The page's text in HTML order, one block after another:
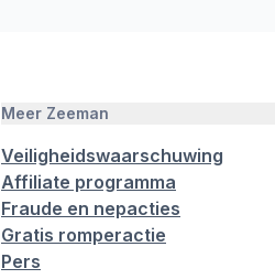
Meer Zeeman
Veiligheidswaarschuwing
Affiliate programma
Fraude en nepacties
Gratis romperactie
Pers